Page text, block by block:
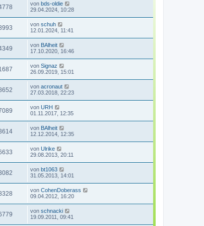
von bds-oldie
29.04.2024, 10:28
von schuh
12.01.2024, 11:41
von BAlheit
17.10.2020, 16:46
von Signaz
26.09.2019, 15:01
von acronaut
27.03.2018, 22:23
von URH
01.11.2017, 12:35
von BAlheit
12.12.2014, 12:35
von Ulrike
29.08.2013, 20:11
von bt1063
31.05.2013, 14:01
von CohenDoberass
09.04.2012, 16:20
von schnacki
19.09.2011, 09:41